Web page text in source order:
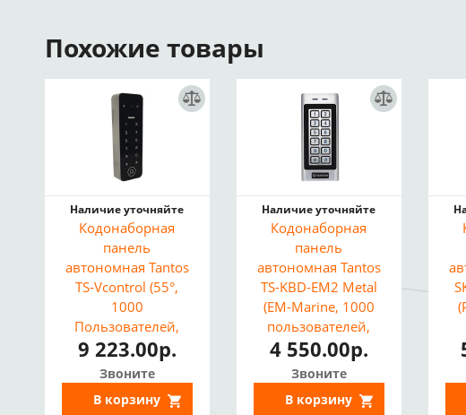
Похожие товары
Наличие уточняйте
Кодонаборная
панель
автономная Tantos
TS-Vcontrol (55°,
1000
Пользователей,
EM-Marine,
Wiegand-26/37, ИК,
IP65, Приложение
Smart Life)^
9 223.00р.
Звоните
В корзину
Наличие уточняйте
Кодонаборная
панель
автономная Tantos
TS-KBD-EM2 Metal
(EM-Marine, 1000
пользователей,
подсветка, реле,
IP66, металл)
4 550.00р.
Звоните
В корзину